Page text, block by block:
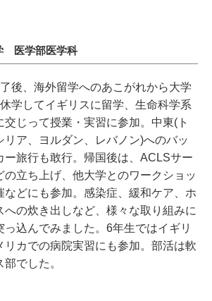
医学部医学科
後、海外留学へのあこがれから大学
学してイギリスに留学、生命科学系
交じって授業・実習に参加。中東(ト
リア、ヨルダン、レバノン)へのバッ
ー旅行も敢行。帰国後は、ACLSサー
の立ち上げ、他大学とのワークショッ
などにも参加。感染症、緩和ケア、ホ
への炊き出しなど、様々な取り組みに
っ込んでみました。6年生ではイギリ
リカでの病院実習にも参加。部活は軟
でした。